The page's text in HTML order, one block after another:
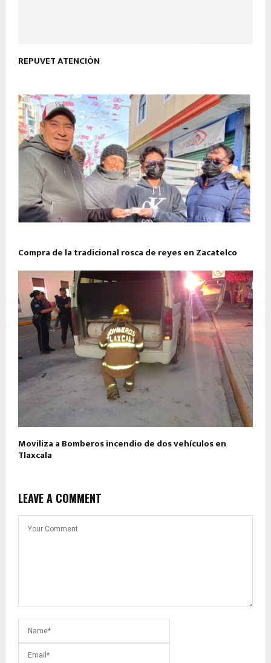
REPUVET ATENCIÓN
Compra de la tradicional rosca de reyes en Zacatelco
Moviliza a Bomberos incendio de dos vehículos en
Tlaxcala
LEAVE A COMMENT